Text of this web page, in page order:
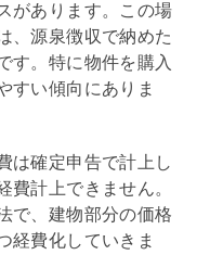
があります。この場
、源泉徴収で納めた
す。特に物件を購入
すい傾向にありま
は確定申告で計上し
費計上できません。
で、建物部分の価格
経費化していきま